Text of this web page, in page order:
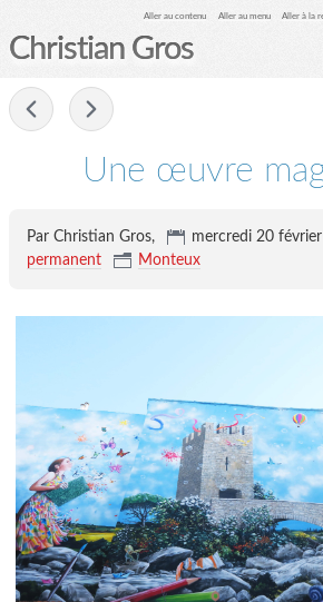
Aller au contenu Aller au menu Aller à la
Christian Gros
Une œuvre
Par Christian Gros, mercredi 20
permanent
Monteux